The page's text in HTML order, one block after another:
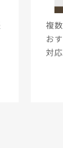
複
お
対応